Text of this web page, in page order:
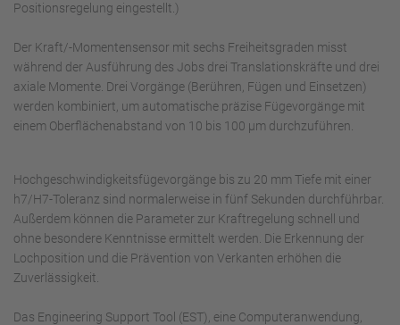
Positionsregelung eingestellt.)
Der Kraft/-Momentensensor mit sechs Freiheitsgraden misst
während der Ausführung des Jobs drei Translationskräfte und drei
axiale Momente. Drei Vorgänge (Berühren, Fügen und Einsetzen)
werden kombiniert, um automatische präzise Fügevorgänge mit
einem Oberflächenabstand von 10 bis 100 μm durchzuführen.
Hochgeschwindigkeitsfügevorgänge bis zu 20 mm Tiefe mit einer
h7/H7-Toleranz sind normalerweise in fünf Sekunden durchführbar.
Außerdem können die Parameter zur Kraftregelung schnell und
ohne besondere Kenntnisse ermittelt werden. Die Erkennung der
Lochposition und die Prävention von Verkanten erhöhen die
Zuverlässigkeit.
Das Engineering Support Tool (EST), eine Computeranwendung,